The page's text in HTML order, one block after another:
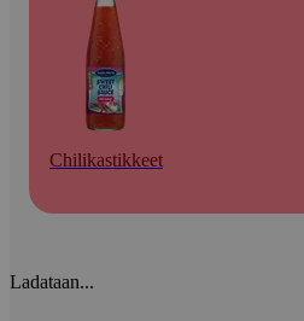
Chilikastikkeet
Ladataan...